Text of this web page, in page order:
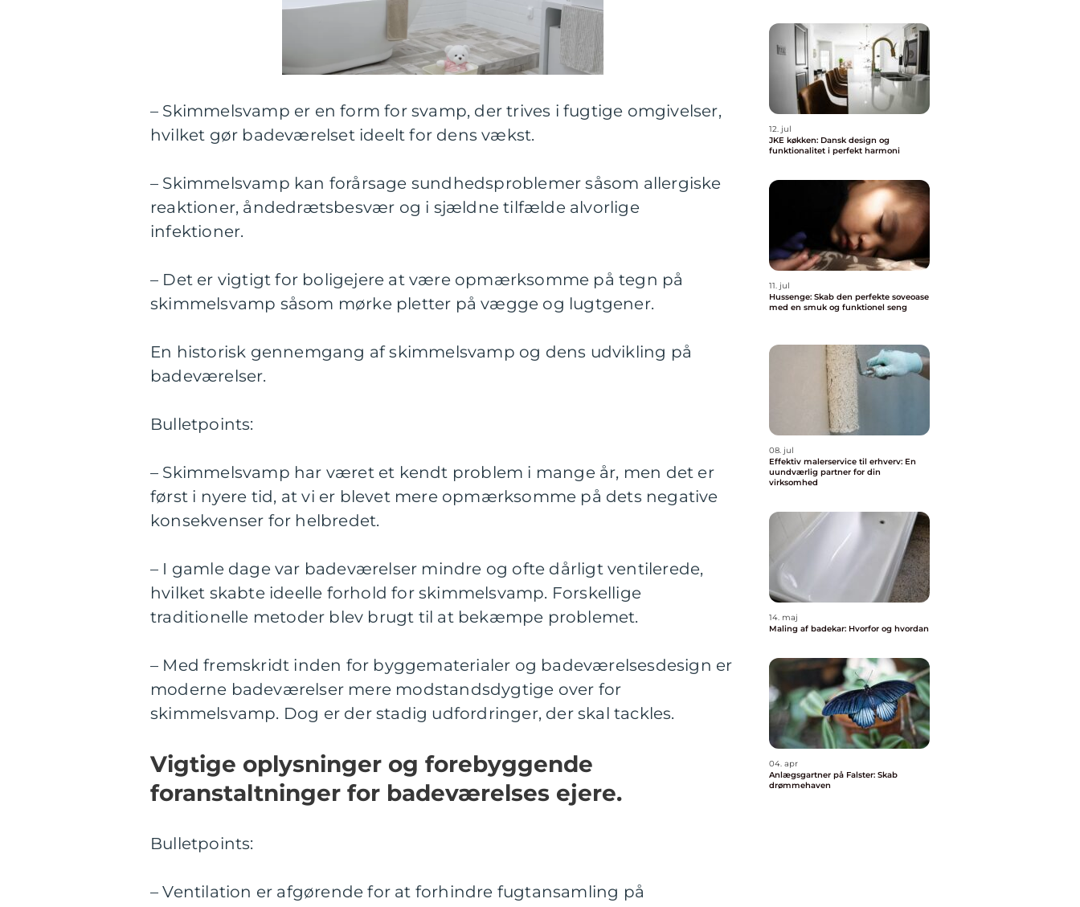
– Skimmelsvamp er en form for svamp, der trives i fugtige omgivelser,
hvilket gør badeværelset ideelt for dens vækst.
– Skimmelsvamp kan forårsage sundhedsproblemer såsom allergiske
reaktioner, åndedrætsbesvær og i sjældne tilfælde alvorlige
infektioner.
– Det er vigtigt for boligejere at være opmærksomme på tegn på
skimmelsvamp såsom mørke pletter på vægge og lugtgener.
En historisk gennemgang af skimmelsvamp og dens udvikling på
badeværelser.
Bulletpoints:
– Skimmelsvamp har været et kendt problem i mange år, men det er
først i nyere tid, at vi er blevet mere opmærksomme på dets negative
konsekvenser for helbredet.
– I gamle dage var badeværelser mindre og ofte dårligt ventilerede,
hvilket skabte ideelle forhold for skimmelsvamp. Forskellige
traditionelle metoder blev brugt til at bekæmpe problemet.
– Med fremskridt inden for byggematerialer og badeværelsesdesign er
moderne badeværelser mere modstandsdygtige over for
skimmelsvamp. Dog er der stadig udfordringer, der skal tackles.
Vigtige oplysninger og forebyggende
foranstaltninger for badeværelses ejere.
Bulletpoints:
– Ventilation er afgørende for at forhindre fugtansamling på
12. jul
JKE køkken: Dansk design og
funktionalitet i perfekt harmoni
11. jul
Hussenge: Skab den perfekte soveoase
med en smuk og funktionel seng
08. jul
Effektiv malerservice til erhverv: En
uundværlig partner for din
virksomhed
14. maj
Maling af badekar: Hvorfor og hvordan
04. apr
Anlægsgartner på Falster: Skab
drømmehaven